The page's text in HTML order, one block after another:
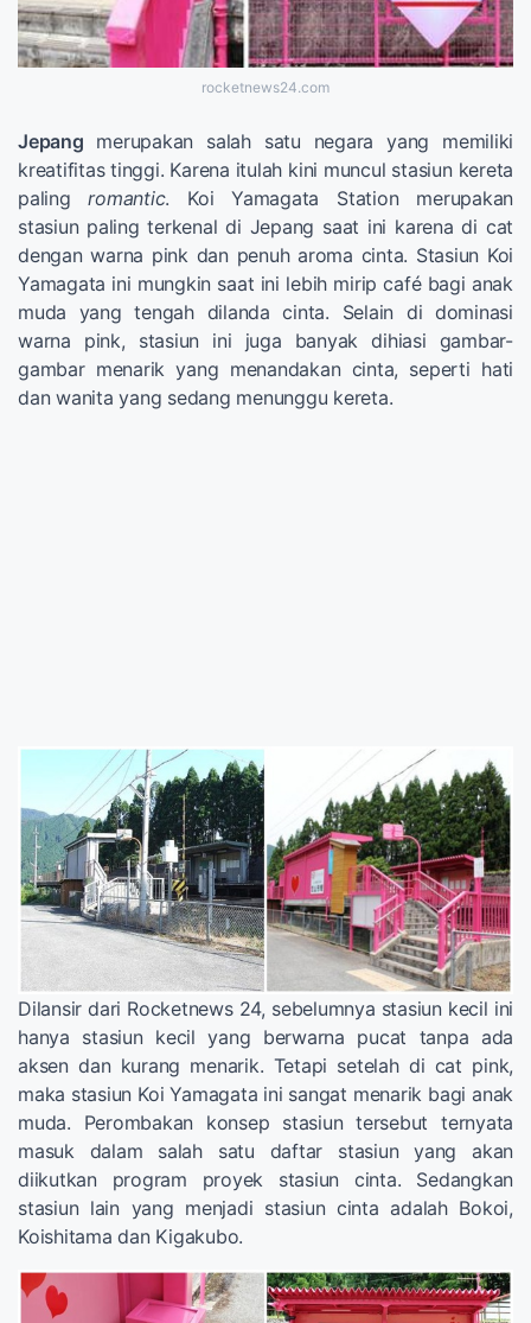
rocketnews24.com
Jepang merupakan salah satu negara yang memiliki
kreatifitas tinggi. Karena itulah kini muncul stasiun kereta
palingromantic. Koi Yamagata Station merupakan
stasiun paling terkenal di Jepang saat ini karena di cat
dengan warna pink dan penuh aroma cinta. Stasiun Koi
Yamagata ini mungkin saat ini lebih mirip café bagi anak
muda yang tengah dilanda cinta. Selain di dominasi
warna pink, stasiun ini juga banyak dihiasi gambar-
gambar menarik yang menandakan cinta, seperti hati
dan wanita yang sedang menunggu kereta.
Dilansir dari Rocketnews 24, sebelumnya stasiun kecil ini
hanya stasiun kecil yang berwarna pucat tanpa ada
aksen dan kurang menarik. Tetapi setelah di cat pink,
maka stasiun Koi Yamagata ini sangat menarik bagi anak
muda. Perombakan konsep stasiun tersebut ternyata
masuk dalam salah satu daftar stasiun yang akan
diikutkan program proyek stasiun cinta. Sedangkan
stasiun lain yang menjadi stasiun cinta adalah Bokoi,
Koishitama dan Kigakubo.